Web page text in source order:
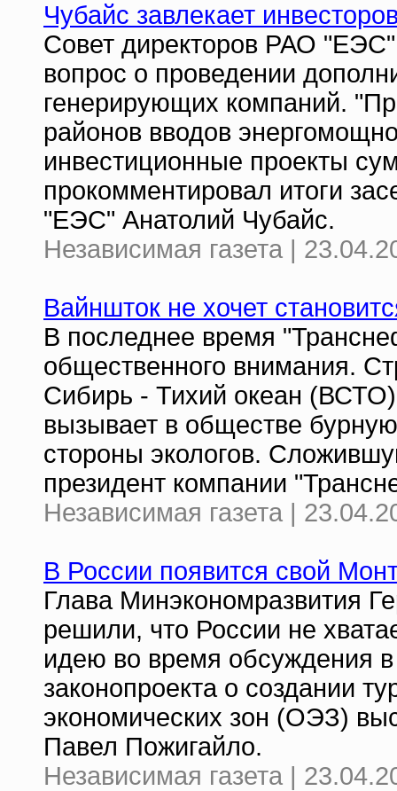
Чубайс завлекает
Совет директоров РАО
вопрос о проведении
генерирующих компаний.
районов вводов
инвестиционные проекты
прокомментировал итоги
"ЕЭС" Анатолий Чубайс.
Независимая газета |
Вайншток не хочет
В последнее время
общественного внимания.
Сибирь - Тихий океан
вызывает в обществе
стороны экологов.
президент компании
Независимая газета |
В России появится свой
Глава Минэкономразвития
решили, что России не
идею во время обсуждения
законопроекта о создании
экономических зон (ОЭЗ)
Павел Пожигайло.
Независимая газета |